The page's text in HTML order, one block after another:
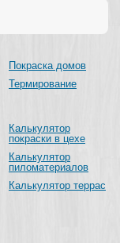
Покраска домов
Термирование
Калькулятор
покраски в цехе
Калькулятор
пиломатериалов
Калькулятор террас